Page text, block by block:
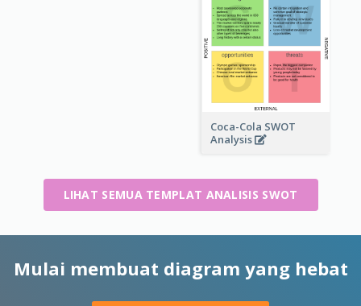
Coca-Cola SWOT
Analysis
LIHAT SEMUA TEMPLAT ANALISIS SWOT
Mulai membuat diagram yang hebat